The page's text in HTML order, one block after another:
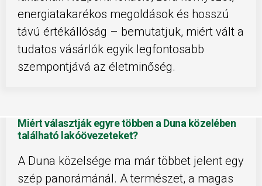
energiatakarékos megoldások és hosszú
távú értékállóság – bemutatjuk, miért vált a
tudatos vásárlók egyik legfontosabb
szempontjává az életminőség.
Miért választják egyre többen a Duna közelében
található lakóövezeteket?
A Duna közelsége ma már többet jelent egy
szép panorámánál. A természet, a magas